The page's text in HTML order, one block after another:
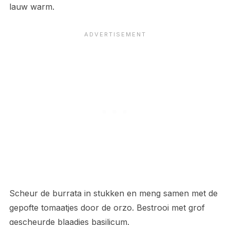
lauw warm.
Scheur de burrata in stukken en meng samen met de
gepofte tomaatjes door de orzo. Bestrooi met grof
gescheurde blaadjes basilicum.